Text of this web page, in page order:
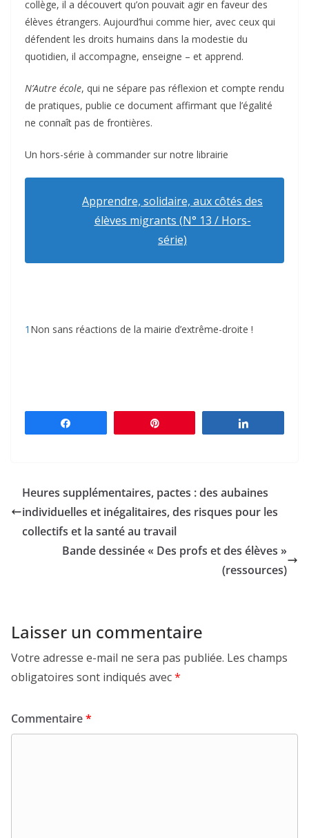
collège, il a découvert qu’on pouvait agir en faveur des
élèves étrangers. Aujourd’hui comme hier, avec ceux qui
défendent les droits humains dans la modestie du
quotidien, il accompagne, enseigne – et apprend.
N’Autre école, qui ne sépare pas réflexion et compte rendu
de pratiques, publie ce document affirmant que l’égalité
ne connaît pas de frontières.
Un hors-série à commander sur notre librairie
Apprendre, solidaire, aux côtés des
élèves migrants (N° 13 / Hors-
série)
1 Non sans réactions de la mairie d’extrême-droite !
Heures supplémentaires, pactes : des aubaines
individuelles et inégalitaires, des risques pour les
collectifs et la santé au travail
Bande dessinée « Des profs et des élèves »
(ressources)
Laisser un commentaire
Votre adresse e-mail ne sera pas publiée. Les champs
obligatoires sont indiqués avec*
Commentaire*